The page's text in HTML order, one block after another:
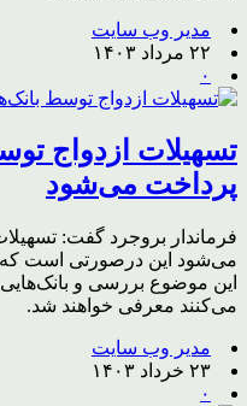
مدیر وب سایت
۲۲ مرداد ۱۴۰۳
۰
تسهیلات ازدواج
پرداخت می‌شود
فرماندار بروجرد گفت:
می‌شود این درصورتی است که
این موضوع بررسی و
می‌کنند معرفی خواهند شد.
مدیر وب سایت
۲۳ خرداد ۱۴۰۳
۰